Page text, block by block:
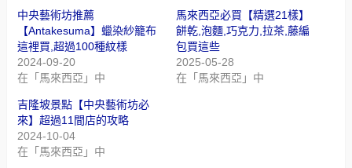
中央藝術坊推薦
【Antakesuma】蠟染紗籠布
這裡買,超過100種紋樣
2024-09-20
在「馬來西亞」中
馬來西亞必買【精選21樣】
餅乾,泡麵,巧克力,拉茶,藤編
包買這些
2025-05-28
在「馬來西亞」中
吉隆坡景點【中央藝術坊必
來】超過11間店的攻略
2024-10-04
在「馬來西亞」中